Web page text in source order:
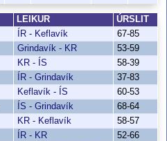
LEIKUR
ÚRSLIT
ÍR - Keflavík
67-85
Grindavík - KR
53-59
KR - ÍS
58-39
ÍR - Grindavík
37-83
Keflavík - ÍS
60-53
ÍS - Grindavík
68-64
KR - Keflavík
58-57
ÍR - KR
52-66